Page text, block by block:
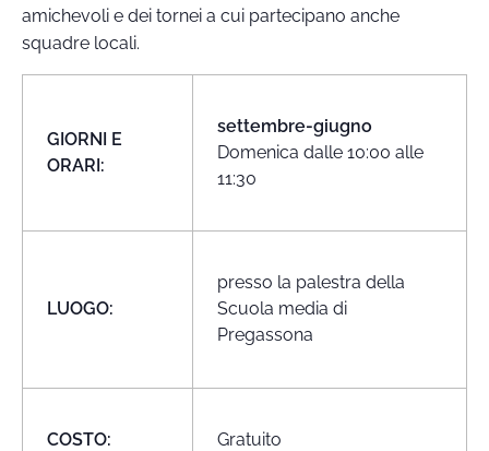
amichevoli e dei tornei a cui partecipano anche
squadre locali.
GIORNI E
ORARI:
settembre-giugno
Domenica dalle 10:00 alle
11:30
LUOGO:
presso la palestra della
Scuola media di
Pregassona
COSTO: Gratuito